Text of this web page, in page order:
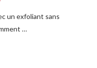
un exfoliant sans
…